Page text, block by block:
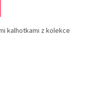
kalhotkami z kolekce